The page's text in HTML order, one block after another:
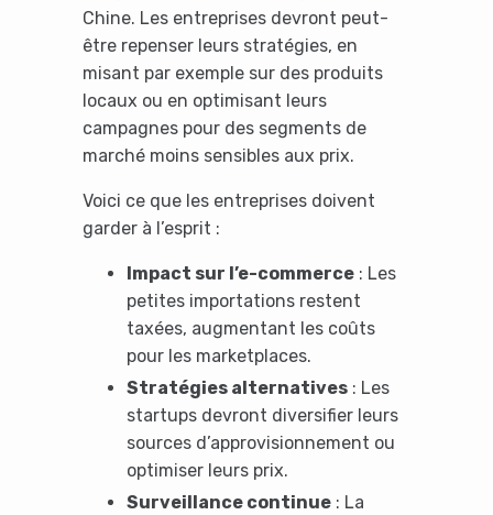
Chine. Les entreprises devront peut-
être repenser leurs stratégies, en
misant par exemple sur des produits
locaux ou en optimisant leurs
campagnes pour des segments de
marché moins sensibles aux prix.
Voici ce que les entreprises doivent
garder à l’esprit :
Impact sur l’e-commerce: Les
petites importations restent
taxées, augmentant les coûts
pour les marketplaces.
Stratégies alternatives: Les
startups devront diversifier leurs
sources d’approvisionnement ou
optimiser leurs prix.
Surveillance continue: La